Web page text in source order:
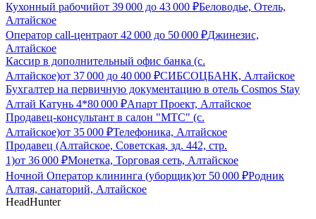
Кухонный рабочийот 39 000 до 43 000 ₽Беловодье, Отель,
Алтайское
Оператор call-центраот 42 000 до 50 000 ₽Джинезис,
Алтайское
Кассир в дополнительный офис банка (с.
Алтайское)от 37 000 до 40 000 ₽СИБСОЦБАНК, Алтайское
Бухгалтер на первичную документацию в отель Cosmos Stay
Алтай Катунь 4*80 000 ₽Апарт Проект, Алтайское
Продавец-консультант в салон "МТС" (с.
Алтайское)от 35 000 ₽Телефоника, Алтайское
Продавец (Алтайское, Советская, зд. 442, стр.
1)от 36 000 ₽Монетка, Торговая сеть, Алтайское
Ночной Оператор клининга (уборщик)от 50 000 ₽Родник
Алтая, санаторий, Алтайское
HeadHunter